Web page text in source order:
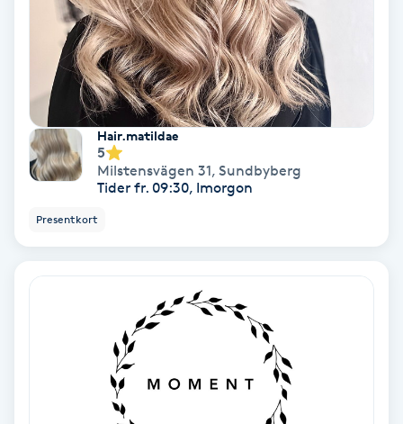
Nagelvård
Naglar borttagning
Naglar reparation
Naprapati
Hair.matildae
5
Milstensvägen 31, Sundbyberg
Tider fr. 09:30, Imorgon
Presentkort